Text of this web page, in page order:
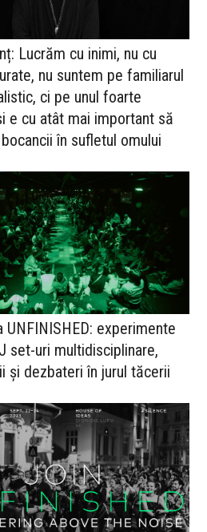
Lucrăm cu inimi, nu cu
nu suntem pe familiarul
ci pe unul foarte
e cu atât mai important să
în sufletul omului
UNFINISHED: experimente
set-uri multidisciplinare,
și dezbateri în jurul tăcerii